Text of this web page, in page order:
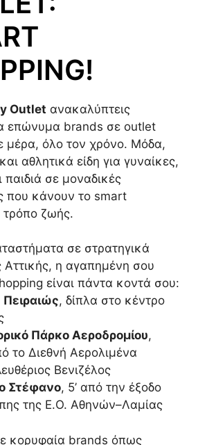
Outlet ανακαλύπτεις
επώνυμα brands σε outlet
μέρα, όλο τον χρόνο. Μόδα,
αθλητικά είδη για γυναίκες,
παιδιά σε μοναδικές
που κάνουν το smart
ζωής.
σε στρατηγικά
Αττικής, η αγαπημένη σου
είναι πάντα κοντά σου:
Πειραιώς, δίπλα στο κέντρο
Πάρκο Αεροδρομίου,
το Διεθνή Αερολιμένα
Βενιζέλος
Στέφανο, 5’ από την έξοδο
της Ε.Ο. Αθηνών–Λαμίας
κορυφαία brands όπως